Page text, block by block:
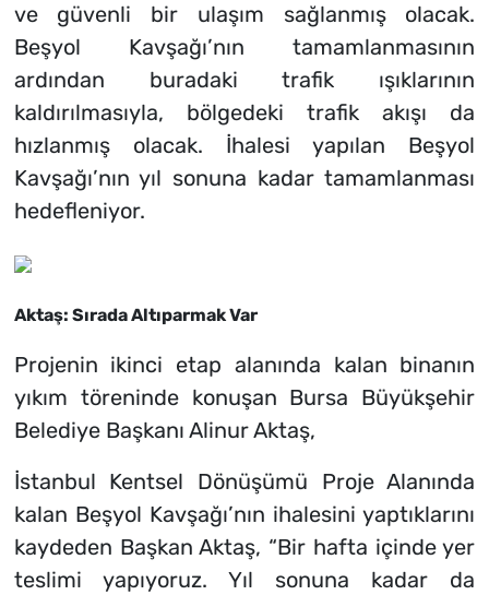
ve güvenli bir ulaşım sağlanmış olacak.
Beşyol Kavşağı’nın tamamlanmasının
ardından buradaki trafik ışıklarının
kaldırılmasıyla, bölgedeki trafik akışı da
hızlanmış olacak. İhalesi yapılan Beşyol
Kavşağı’nın yıl sonuna kadar tamamlanması
hedefleniyor.
Aktaş: Sırada Altıparmak Var
Projenin ikinci etap alanında kalan binanın
yıkım töreninde konuşan Bursa Büyükşehir
Belediye Başkanı Alinur Aktaş,
İstanbul Kentsel Dönüşümü Proje Alanında
kalan Beşyol Kavşağı’nın ihalesini yaptıklarını
kaydeden Başkan Aktaş, “Bir hafta içinde yer
teslimi yapıyoruz. Yıl sonuna kadar da